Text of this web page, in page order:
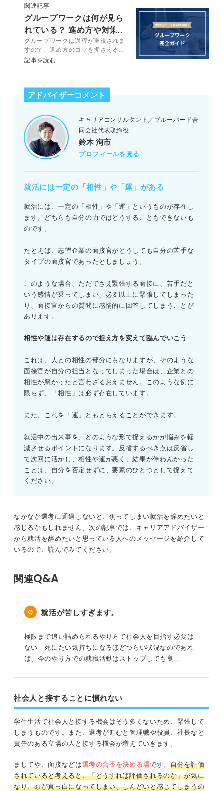
関連記事
グループワークは何が見ら
れている？ 進め方や対策
など徹底解説
グループワークは過程が重視されま
すので、進め方のコツを押さえるこ
とが重要です。グループワークの心
ャリアコンサルタントが解説しま
す。
記事を読む
アドバイザーコメント
キャリアコンサルタント／ブルーバード合
同会社代表取締役
鈴木 洵市
プロフィールを見る
就活には一定の「相性」や「運」がある
就活には、一定の「相性」や「運」というものが存在し
ます。どちらも自分の力ではどうすることもできないも
のです。
たとえば、志望企業の面接官がどうしても自分の苦手な
タイプの面接官であったとしましょう。
このような場合、ただでさえ緊張する面接に、苦手だと
いう感情が乗ってしまい、必要以上に緊張してしまった
り、面接官からの質問に感情的に回答してしまうことが
あります。
相性や運は存在するので捉え方を変えて臨んでいこう
これは、人との相性の部分にもなりますが、そのような
面接官が自分の担当となってしまった場合は、企業との
相性が悪かったと言わざるおえません。このような例に
限らず、「相性」は必ず存在しています。
また、これを「運」ともとらえることができます。
就活中の出来事を、どのような形で捉えるかが悩みを軽
減させるポイントになります。反省するべき点は反省し
て次回に活かし、相性や運が悪く、結果が伴わんかった
ことは、自分を否定せずに、要素のひとつとして捉えて
ください。
なかなか選考に通過しないと、焦ってしまい就活を辞めたいと
感じるかもしれません。次の記事では、キャリアアドバイザー
から就活を辞めたいと思っている人へのメッセージを紹介して
いるので、読んでみてください。
関連Q&A
就活が苦しすぎます。
極限まで追い詰められるやり方で社会人を目指す必要は
ない 死にたい気持ちになるほどつらい状況なのであれ
ば、今のやり方での就職活動はストップしても良…
社会人と接することに慣れない
学生生活で社会人と接する機会はそう多くないため、緊張して
しまうものです。また、選考が進むと管理職や役員、社長など
責任のある立場の人と接する機会が増えていきます。
ましてや、面接などは選考の合否を決める場です。 自分を評価
されていると考えると、「どうすれば評価されるのか」が気に
なり、頭が真っ白になってしまい、しんどいと感じてしまうの